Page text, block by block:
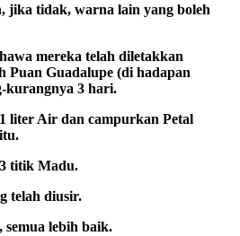
jika tidak, warna lain yang boleh
mereka telah diletakkan
Puan Guadalupe (di hadapan
kurangnya 3 hari.
liter Air dan campurkan Petal
3 titik Madu.
telah diusir.
lebih baik.